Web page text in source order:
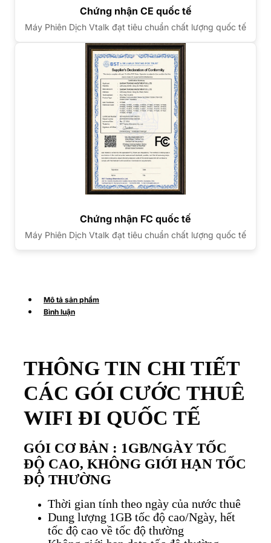
Chứng nhận CE quốc tế
Máy Phiên Dịch Vtalk đạt tiêu chuẩn chất lượng quốc tế
Chứng nhận FC quốc tế
Máy Phiên Dịch Vtalk đạt tiêu chuẩn chất lượng quốc tế
Mô tả sản phẩm
Bình luận
THÔNG TIN CHI TIẾT
CÁC GÓI CƯỚC THUÊ
WIFI ĐI QUỐC TẾ
GÓI CƠ BẢN : 1GB/NGÀY TỐC
ĐỘ CAO, KHÔNG GIỚI HẠN TỐC
ĐỘ THƯỜNG
Thời gian tính theo ngày của nước thuê
Dung lượng 1GB tốc độ cao/Ngày, hết
tốc độ cao về tốc độ thường